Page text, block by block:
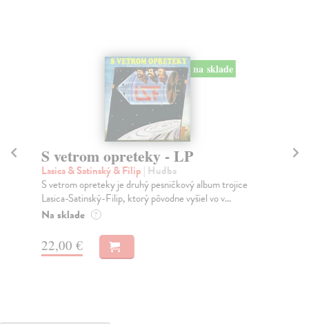
na sklade
S vetrom opreteky - LP
Lasica & Satinský & Filip | Hudba
S vetrom opreteky je druhý pesničkový album trojice
Lasica-Satinský-Filip, ktorý pôvodne vyšiel vo v...
Na sklade ?
22,00 €